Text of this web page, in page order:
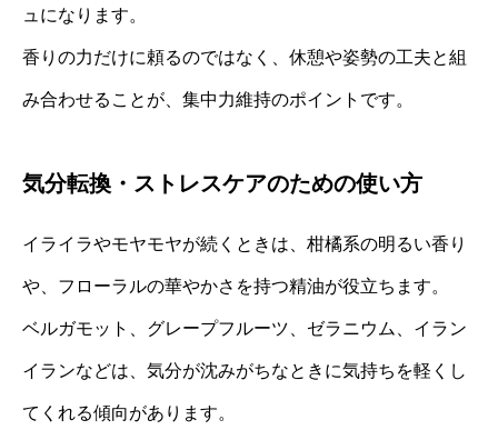
ュになります。
香りの力だけに頼るのではなく、休憩や姿勢の工夫と組
み合わせることが、集中力維持のポイントです。
気分転換・ストレスケアのための使い方
イライラやモヤモヤが続くときは、柑橘系の明るい香り
や、フローラルの華やかさを持つ精油が役立ちます。
ベルガモット、グレープフルーツ、ゼラニウム、イラン
イランなどは、気分が沈みがちなときに気持ちを軽くし
てくれる傾向があります。